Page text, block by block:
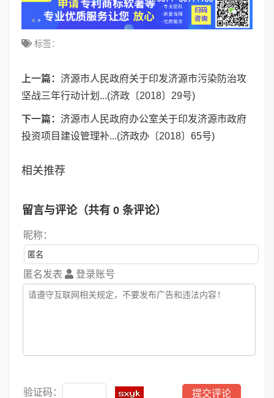
标签：
上一篇： 济源市人民政府关于印发济源市污染防治攻
坚战三年行动计划...(济政〔2018〕29号)
下一篇： 济源市人民政府办公室关于印发济源市政府
投资项目建设管理补...(济政办〔2018〕65号)
相关推荐
留言与评论（共有 0 条评论）
昵称：
匿名发表 登录账号
验证码：